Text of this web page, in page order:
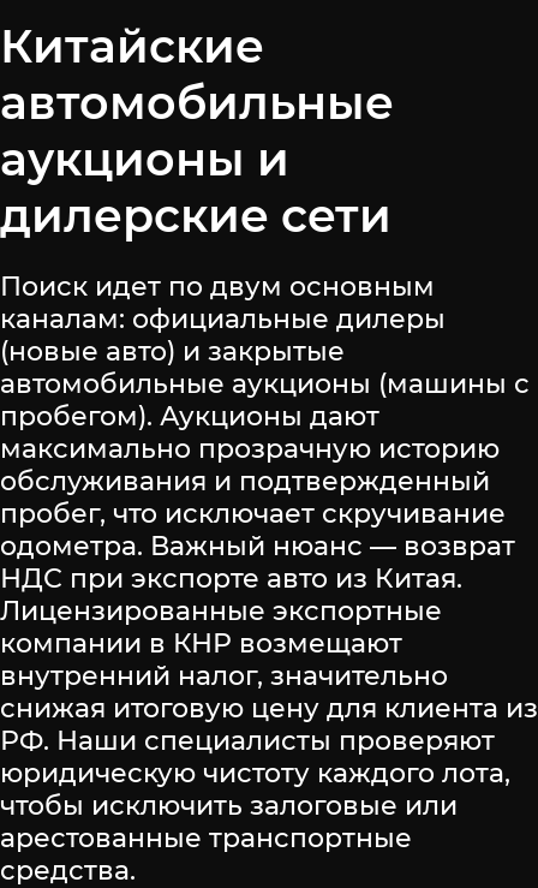
Китайские
автомобильные
аукционы и
дилерские сети
Поиск идет по двум основным
каналам: официальные дилеры
(новые авто) и закрытые
автомобильные аукционы (машины с
пробегом). Аукционы дают
максимально прозрачную историю
обслуживания и подтвержденный
пробег, что исключает скручивание
одометра. Важный нюанс — возврат
НДС при экспорте авто из Китая.
Лицензированные экспортные
компании в КНР возмещают
внутренний налог, значительно
снижая итоговую цену для клиента из
РФ. Наши специалисты проверяют
юридическую чистоту каждого лота,
чтобы исключить залоговые или
арестованные транспортные
средства.